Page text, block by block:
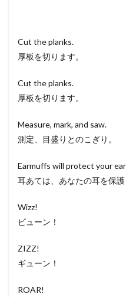
Cut the planks.
厚板を切ります。
Cut the planks.
厚板を切ります。
Measure, mark, and saw.
測定、目盛りとのこぎり。
Earmuffs will protect your
耳あては、あなたの耳を保護
Wizz!
ビューン！
ZIZZ!
ギューン！
ROAR!